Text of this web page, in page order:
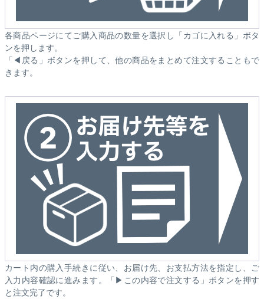
各商品ページにてご購入商品の数量を選択し「カゴに入れる」ボタ
ンを押します。
「◀戻る」ボタンを押して、他の商品をまとめて注文することもで
きます。
カート内の購入手続きに従い、お届け先、お支払方法を指定し、ご
入力内容確認に進みます。「▶この内容で注文する」ボタンを押す
と注文完了です。